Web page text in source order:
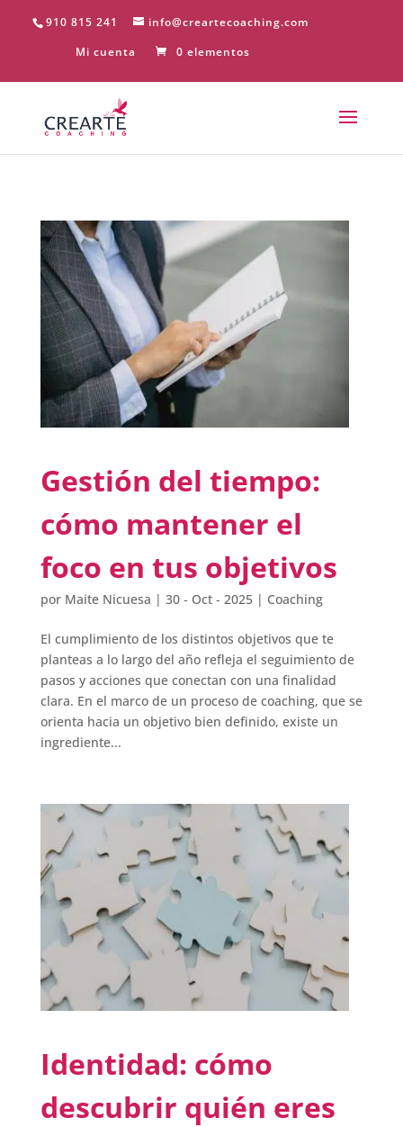
910 815 241
info@creartecoaching.com
Mi cuenta
0 elementos
Gestión del tiempo:
cómo mantener el
foco en tus objetivos
por Maite Nicuesa | 30 - Oct - 2025| Coaching
El cumplimiento de los distintos objetivos que te
planteas a lo largo del año refleja el seguimiento de
pasos y acciones que conectan con una finalidad
clara. En el marco de un proceso de coaching, que se
orienta hacia un objetivo bien definido, existe un
ingrediente...
Identidad: cómo
descubrir quién eres